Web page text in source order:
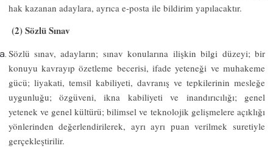
hak kazanan adaylara, ayrıca e-posta ile bildirim yapılacaktır.
(2) Sözlü Sınav
Sözlü sınav, adayların; sınav konularına ilişkin bilgi düzeyi; bir
konuyu kavrayıp özetleme becerisi, ifade yeteneği ve muhakeme
gücü; liyakati, temsil kabiliyeti, davranış ve tepkilerinin mesleğe
uygunluğu; özgüveni, ikna kabiliyeti ve inandırıcılığı; genel
yetenek ve genel kültürü; bilimsel ve teknolojik gelişmelere açıklığı
yönlerinden değerlendirilerek, ayrı ayrı puan verilmek suretiyle
gerçekleştirilir.